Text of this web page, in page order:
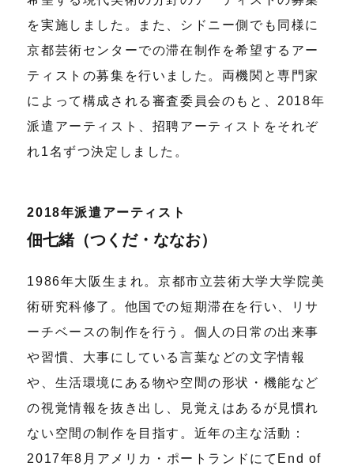
を実施しました。また、シドニー側でも同様に
京都芸術センターでの滞在制作を希望するアー
ティストの募集を行いました。両機関と専門家
によって構成される審査委員会のもと、2018年
派遣アーティスト、招聘アーティストをそれぞ
れ1名ずつ決定しました。
2018年派遣アーティスト
佃七緒（つくだ・ななお）
1986年大阪生まれ。京都市立芸術大学大学院美
術研究科修了。他国での短期滞在を行い、リサ
ーチベースの制作を行う。個人の日常の出来事
や習慣、大事にしている言葉などの文字情報
や、生活環境にある物や空間の形状・機能など
の視覚情報を抜き出し、見覚えはあるが見慣れ
ない空間の制作を目指す。近年の主な活動：
2017年8月アメリカ・ポートランドにてEnd of